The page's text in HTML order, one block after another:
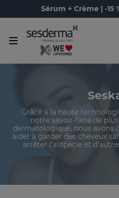
Sérum + Crème | -15
Grâce à la haute
notre savoir-faire de
dermatologique, nous avons
aider à garder des cheveux
arrêter l'alopécie et